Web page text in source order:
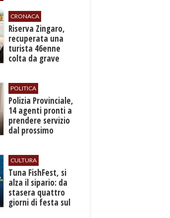
CRONACA
​Riserva Zingaro,
recuperata una
turista 46enne
colta da grave
POLITICA
​Polizia Provinciale,
14 agenti pronti a
prendere servizio
dal prossimo
CULTURA
​Tuna FishFest, si
alza il sipario: da
stasera quattro
giorni di festa sul